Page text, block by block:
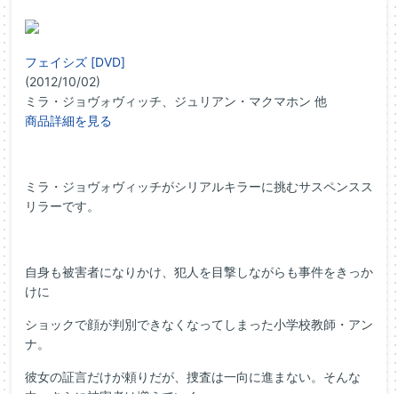
フェイシズ [DVD]
(2012/10/02)
ミラ・ジョヴォヴィッチ、ジュリアン・マクマホン 他
商品詳細を見る
ミラ・ジョヴォヴィッチがシリアルキラーに挑むサスペンスス
リラーです。
自身も被害者になりかけ、犯人を目撃しながらも事件をきっか
けに
ショックで顔が判別できなくなってしまった小学校教師・アン
ナ。
彼女の証言だけが頼りだが、捜査は一向に進まない。そんな